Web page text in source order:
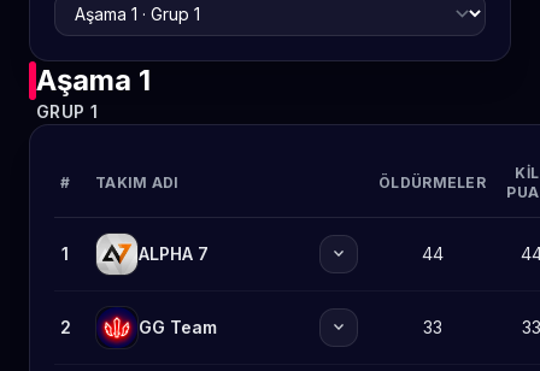
Aşama 1
GRUP 1
# TAKIM ADI ÖLDÜRMELER
1 ALPHA 7 expand_more 44
2 GG Team expand_more 33 33